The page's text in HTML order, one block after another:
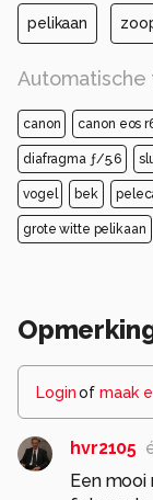
pelikaan
Automatische
canon canon eos
diafragma ƒ/5.6
vogel bek
grote witte pelikaan
Loginof maak
hvr2105
Een